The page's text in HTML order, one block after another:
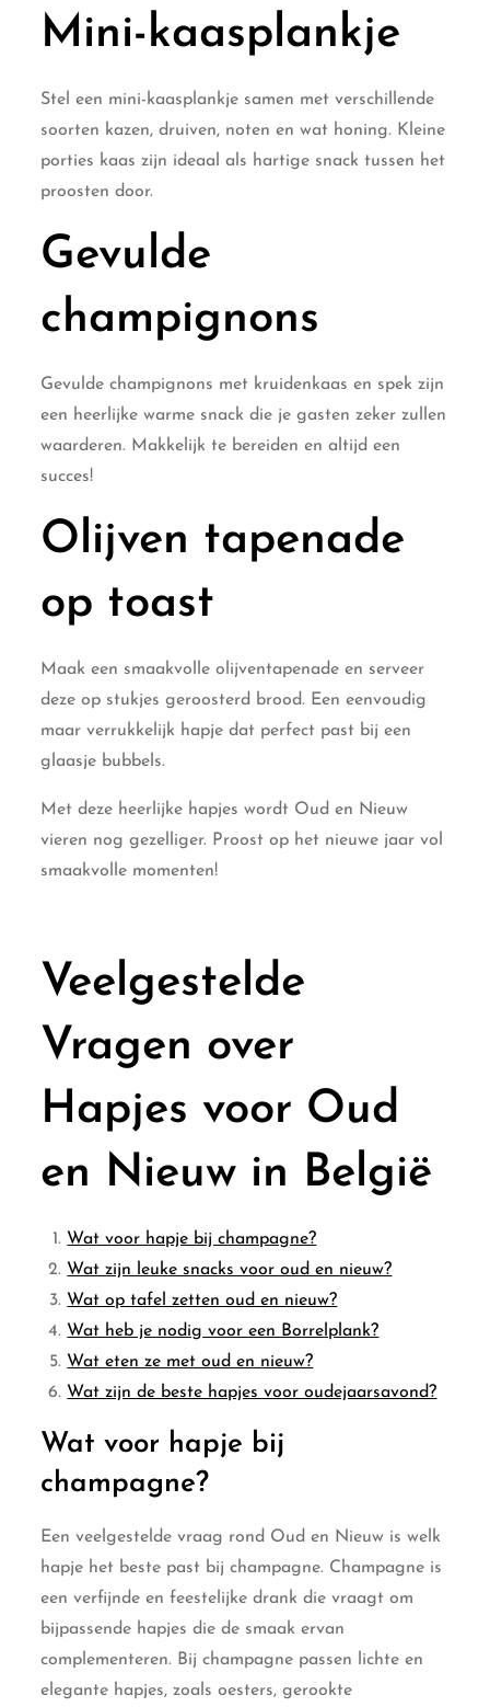
Mini-kaasplankje
Stel een mini-kaasplankje samen met verschillende
soorten kazen, druiven, noten en wat honing. Kleine
porties kaas zijn ideaal als hartige snack tussen het
proosten door.
Gevulde
champignons
Gevulde champignons met kruidenkaas en spek zijn
een heerlijke warme snack die je gasten zeker zullen
waarderen. Makkelijk te bereiden en altijd een
succes!
Olijven tapenade
op toast
Maak een smaakvolle olijventapenade en serveer
deze op stukjes geroosterd brood. Een eenvoudig
maar verrukkelijk hapje dat perfect past bij een
glaasje bubbels.
Met deze heerlijke hapjes wordt Oud en Nieuw
vieren nog gezelliger. Proost op het nieuwe jaar vol
smaakvolle momenten!
Veelgestelde
Vragen over
Hapjes voor Oud
en Nieuw in België
Wat voor hapje bij champagne?
Wat zijn leuke snacks voor oud en nieuw?
Wat op tafel zetten oud en nieuw?
Wat heb je nodig voor een Borrelplank?
Wat eten ze met oud en nieuw?
Wat zijn de beste hapjes voor oudejaarsavond?
Wat voor hapje bij
champagne?
Een veelgestelde vraag rond Oud en Nieuw is welk
hapje het beste past bij champagne. Champagne is
een verfijnde en feestelijke drank die vraagt om
bijpassende hapjes die de smaak ervan
complementeren. Bij champagne passen lichte en
elegante hapjes, zoals oesters, gerookte